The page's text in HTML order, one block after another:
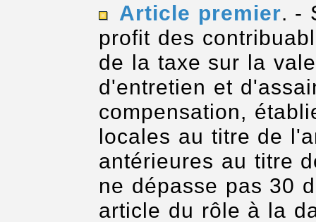
Article premier. -
profit des
de la taxe sur la
d'entretien et
compensation,
locales au titre de
antérieures au titre
ne dépasse pas 30
article du rôle à la